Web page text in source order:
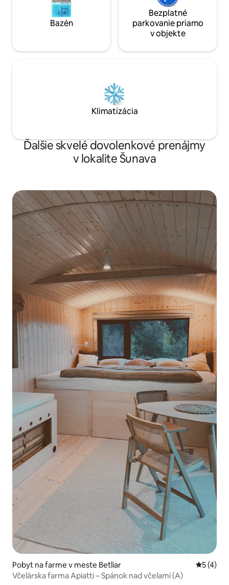
Bazén
Bezplatné
parkovanie priamo
v objekte
Klimatizácia
Ďalšie skvelé dovolenkové prenájmy
v lokalite Šunava
Pobyt na farme v meste Betliar
5 (4)
Včelárska farma Apiatti – Spánok nad včelami (A)